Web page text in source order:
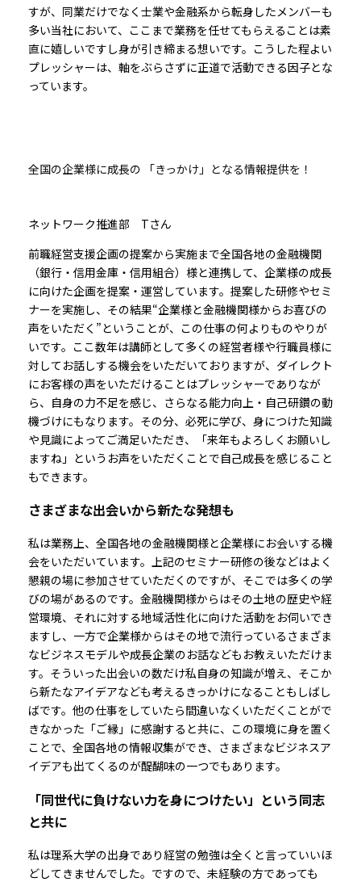
すが、同業だけでなく士業や金融系から転身したメンバーも
多い当社において、ここまで業務を任せてもらえることは素
直に嬉しいですし身が引き締まる想いです。こうした程よい
プレッシャーは、軸をぶらさずに正道で活動できる因子とな
っています。
全国の企業様に成長の 「きっかけ」となる情報提供を！
ネットワーク推進部 Tさん
前職経営支援企画の提案から実施まで全国各地の金融機関
（銀行・信用金庫・信用組合）様と連携して、企業様の成長
に向けた企画を提案・運営しています。提案した研修やセミ
ナーを実施し、その結果“企業様と金融機関様からお喜びの
声をいただく”ということが、この仕事の何よりものやりが
いです。ここ数年は講師として多くの経営者様や行職員様に
対してお話しする機会をいただいておりますが、ダイレクト
にお客様の声をいただけることはプレッシャーでありなが
ら、自身の力不足を感じ、さらなる能力向上・自己研鑽の動
機づけにもなります。その分、必死に学び、身につけた知識
や見識によってご満足いただき、「来年もよろしくお願いし
ますね」というお声をいただくことで自己成長を感じること
もできます。
さまざまな出会いから新たな発想も
私は業務上、全国各地の金融機関様と企業様にお会いする機
会をいただいています。上記のセミナー研修の後などはよく
懇親の場に参加させていただくのですが、そこでは多くの学
びの場があるのです。金融機関様からはその土地の歴史や経
営環境、それに対する地域活性化に向けた活動をお伺いでき
ますし、一方で企業様からはその地で流行っているさまざま
なビジネスモデルや成長企業のお話などもお教えいただけま
す。そういった出会いの数だけ私自身の知識が増え、そこか
ら新たなアイデアなども考えるきっかけになることもしばし
ばです。他の仕事をしていたら間違いなくいただくことがで
きなかった「ご縁」に感謝すると共に、この環境に身を置く
ことで、全国各地の情報収集ができ、さまざまなビジネスア
イデアも出てくるのが醍醐味の一つでもあります。
「同世代に負けない力を身につけたい」という同志
と共に
私は理系大学の出身であり経営の勉強は全くと言っていいほ
どしてきませんでした。ですので、未経験の方であっても